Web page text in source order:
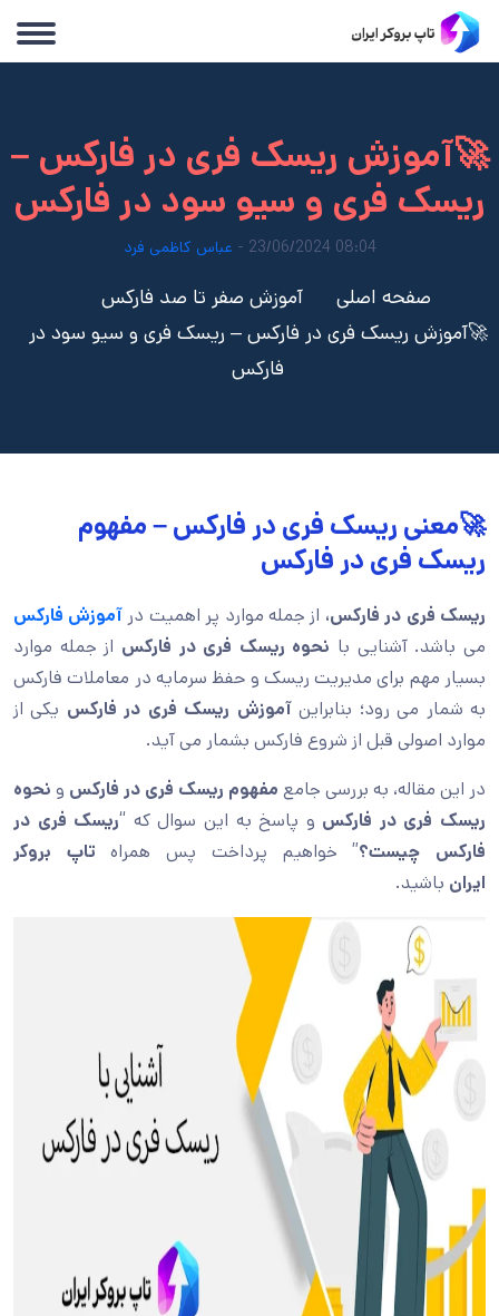
🚀آموزش ریسک فری در فارکس –
ریسک فری و سیو سود در فارکس
08:04 23/06/2024 - عباس کاظمی فرد
صفحه اصلی
آموزش صفر تا صد فارکس
🚀آموزش ریسک فری در فارکس – ریسک فری و سیو سود در
فارکس
🚀معنی ریسک فری در فارکس – مفهوم
ریسک فری در فارکس
ریسک فری در فارکس، از جمله موارد پر اهمیت در آموزش فارکس
می باشد. آشنایی با نحوه ریسک فری در فارکس از جمله موارد
بسیار مهم برای مدیریت ریسک و حفظ سرمایه در معاملات فارکس
به شمار می رود؛ بنابراینآموزش ریسک فری در فارکس یکی از
موارد اصولی قبل از شروع فارکس بشمار می آید.
در این مقاله، به بررسی جامع مفهوم ریسک فری در فارکس و نحوه
ریسک فری در فارکس و پاسخ به این سوال که “ریسک فری در
فارکس چیست؟” خواهیم پرداخت پس همراه تاپ بروکر
ایران باشید.